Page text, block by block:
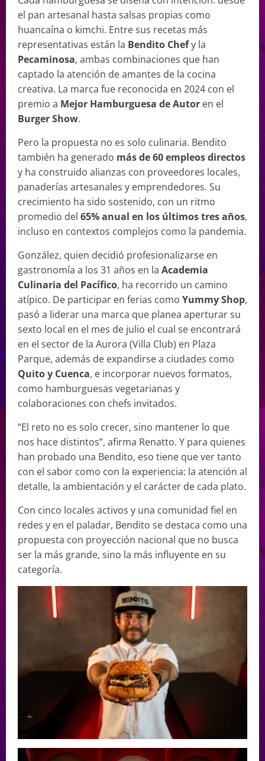
el pan artesanal hasta salsas propias como
huancaína o kimchi. Entre sus recetas más
representativas están la Bendito Chefy la
Pecaminosa, ambas combinaciones que han
captado la atención de amantes de la cocina
creativa. La marca fue reconocida en 2024 con el
premio a Mejor Hamburguesa de Autor en el
Burger Show.
Pero la propuesta no es solo culinaria. Bendito
también ha generado más de 60 empleos directos
y ha construido alianzas con proveedores locales,
panaderías artesanales y emprendedores. Su
crecimiento ha sido sostenido, con un ritmo
promedio del 65% anual en los últimos tres años,
incluso en contextos complejos como la pandemia.
González, quien decidió profesionalizarse en
gastronomía a los 31 años en la Academia
Culinaria del Pacífico, ha recorrido un camino
atípico. De participar en ferias como Yummy Shop,
pasó a liderar una marca que planea aperturar su
sexto local en el mes de julio el cual se encontrará
en el sector de la Aurora (Villa Club) en Plaza
Parque, además de expandirse a ciudades como
Quito y Cuenca, e incorporar nuevos formatos,
como hamburguesas vegetarianas y
colaboraciones con chefs invitados.
“El reto no es solo crecer, sino mantener lo que
nos hace distintos”, afirma Renatto. Y para quienes
han probado una Bendito, eso tiene que ver tanto
con el sabor como con la experiencia: la atención al
detalle, la ambientación y el carácter de cada plato.
Con cinco locales activos y una comunidad fiel en
redes y en el paladar, Bendito se destaca como una
propuesta con proyección nacional que no busca
ser la más grande, sino la más influyente en su
categoría.